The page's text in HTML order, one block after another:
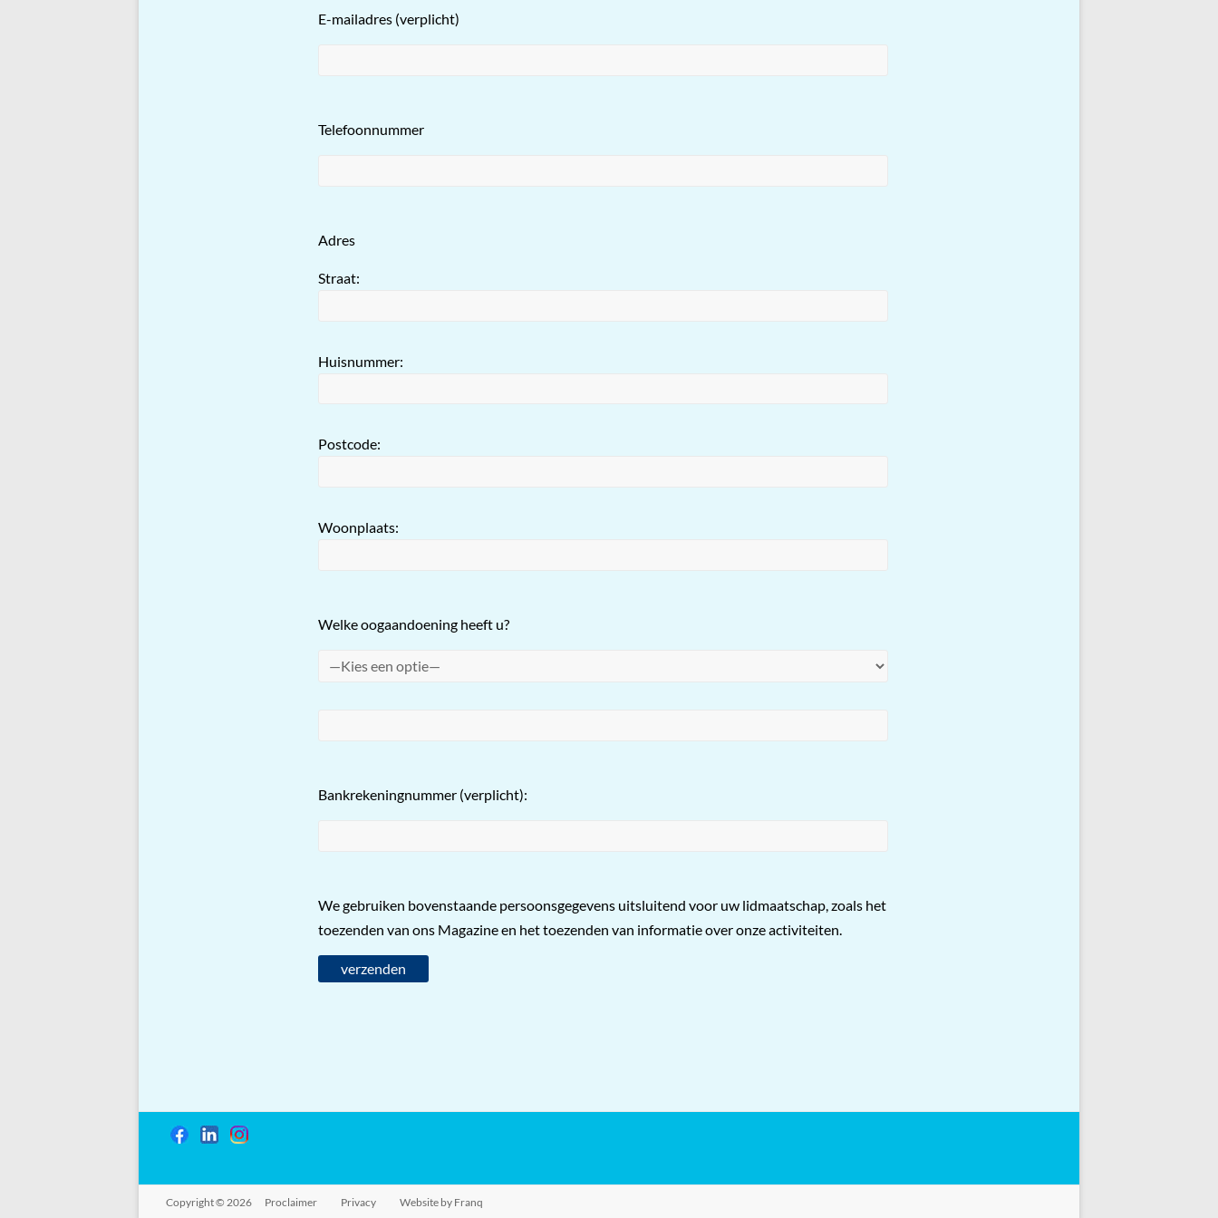
E-mailadres (verplicht)
Telefoonnummer
Adres
Straat:
Huisnummer:
Postcode:
Woonplaats:
Welke oogaandoening heeft u?
Bankrekeningnummer (verplicht):
We gebruiken bovenstaande persoonsgegevens uitsluitend voor uw lidmaatschap, zoals het
toezenden van ons Magazine en het toezenden van informatie over onze activiteiten.
Copyright © 2026 Proclaimer Privacy Website by Franq